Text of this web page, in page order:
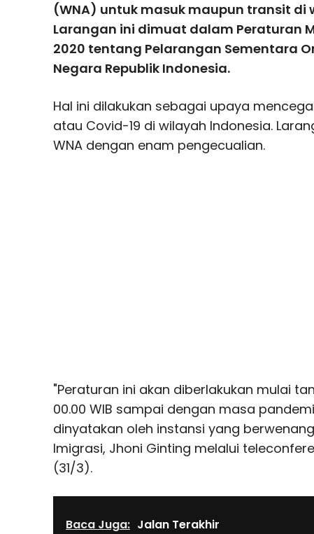
(WNA) untuk masuk maupun transit di
Larangan ini dimuat dalam Peraturan
2020 tentang Pelarangan Sementara
Negara Republik Indonesia.
Hal ini dilakukan sebagai upaya
atau Covid-19 di wilayah Indonesia.
WNA dengan enam pengecualian.
"Peraturan ini akan diberlakukan mulai
00.00 WIB sampai dengan masa
dinyatakan oleh instansi yang
Imigrasi, Jhoni Ginting melalui
(31/3).
Baca Juga: Jalan Terakhir